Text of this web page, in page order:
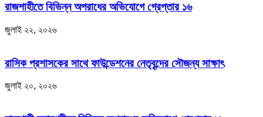
রাজশাহীতে বিভিন্ন অপরাধের অভিযোগে গ্রেপ্তার ১৬
জুলাই ২২, ২০২৬
রাসিক প্রশাসকের সাথে ফাউন্ডেশনের নেতৃবৃন্দের সৌজন্য সাক্ষাৎ
জুলাই ২০, ২০২৬